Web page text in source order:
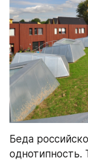
Беда
однотипность.